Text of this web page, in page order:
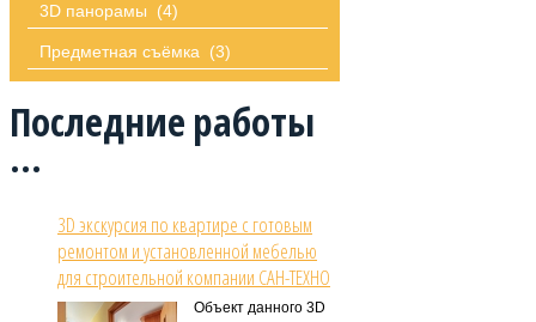
3D панорамы (4)
Предметная съёмка (3)
Последние работы
...
3D экскурсия по квартире с готовым
ремонтом и установленной мебелью
для строительной компании САН-ТЕХНО
Объект данного 3D